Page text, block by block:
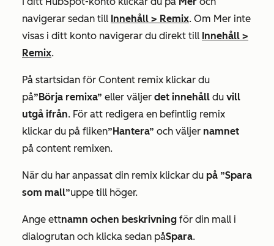
navigerar sedan till Innehåll > Remix. Om Mer inte
visas i ditt konto navigerar du direkt till Innehåll >
Remix.
På startsidan för Content remix klickar du
på”Börja remixa” eller väljer det innehåll du vill
utgå ifrån. För att redigera en befintlig remix
klickar du på fliken”Hantera” och väljer namnet
på content remixen.
När du har anpassat din remix klickar du på ”Spara
som mall”uppe till höger.
Ange ettnamn ochen beskrivning för din mall i
dialogrutan och klicka sedan påSpara.